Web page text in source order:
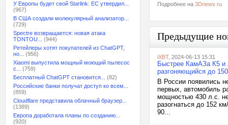
У Европы будет свой Starlink: ЕС утвердил...
(967)
В США создали молекулярный анализатор...
(729)
Spectre возвращается: новая атака
TONTOU...
(944)
Ретейлеры хотят покупателей из ChatGPT,
но...
(956)
Xiaomi выпустила мощный моющий пылесос
с...
(759)
Бесплатный ChatGPT становится...
(82)
Российские банки получат доступ ко всем...
(859)
Cloudflare представила облачный браузер...
(1389)
Европа доработала планы по созданию...
(920)
Подробнее на 3Dnews.ru
Предыдущие
iXBT, 2024-06-13 15:31
Быстрее КамАЗа К5 и
разгоняющийся до
В России появились
первых, автомобиль
мощностью 430 л.с. не
разогнаться до 152
90...